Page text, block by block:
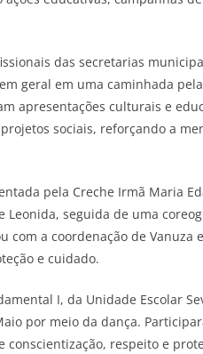
das secretarias
geral em uma caminhada
apresentações culturais e
sociais, reforçando a
pela Creche Irmã Maria
Leonida, seguida de uma
com a coordenação de
e cuidado.
I, da Unidade Escolar
por meio da dança.
respeito e